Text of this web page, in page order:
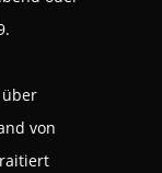
von